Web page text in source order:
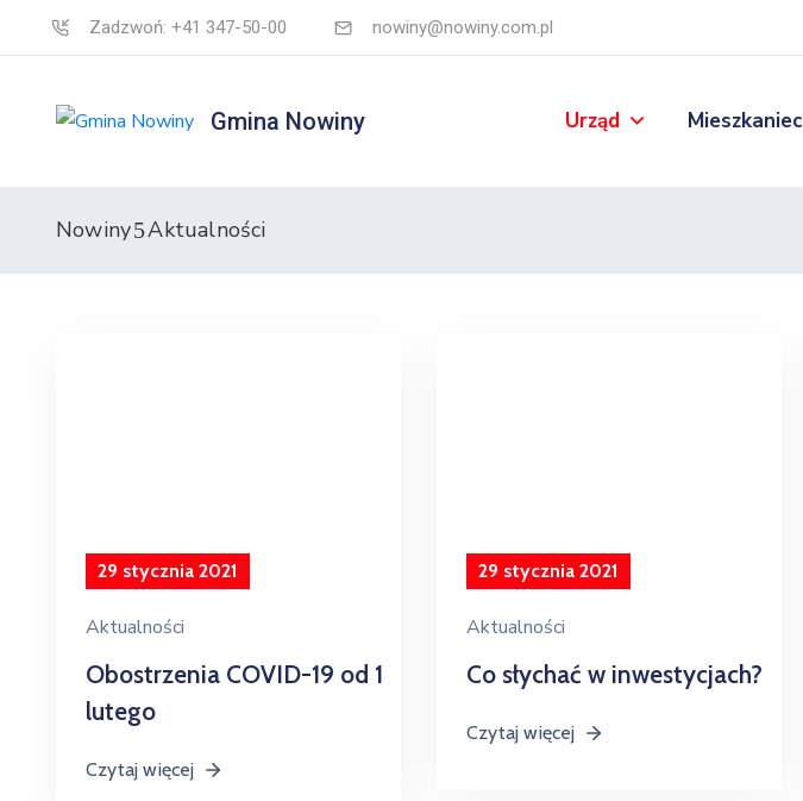
Zadzwoń: +41 347-50-00 nowiny@nowiny.com.pl
Gmina Nowiny Urząd Mieszkaniec
Nowiny Aktualności
29 stycznia 2021
Aktualności
Obostrzenia COVID-19 od 1
lutego
Czytaj więcej
29 stycznia 2021
Aktualności
Co słychać w inwestycjach?
Czytaj więcej